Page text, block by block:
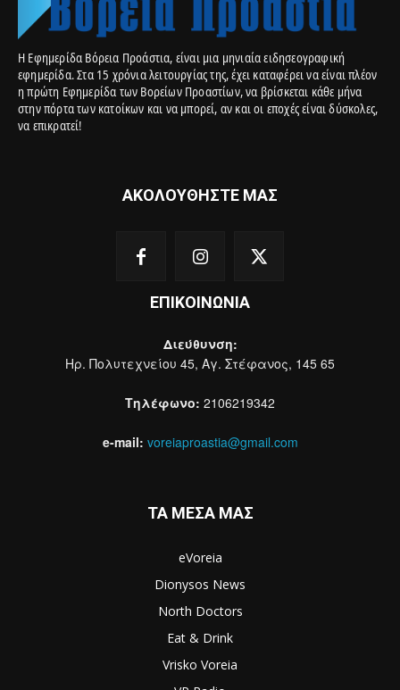
Η Εφημερίδα Βόρεια Προάστια, είναι μια μηνιαία ειδησεογραφική
εφημερίδα. Στα 15 χρόνια λειτουργίας της, έχει καταφέρει να είναι πλέον
η πρώτη Εφημερίδα των Βορείων Προαστίων, να βρίσκεται κάθε μήνα
στην πόρτα των κατοίκων και να μπορεί, αν και οι εποχές είναι δύσκολες,
να επικρατεί!
ΑΚΟΛΟΥΘΗΣΤΕ ΜΑΣ
ΕΠΙΚΟΙΝΩΝΙΑ
Διεύθυνση:
Ηρ. Πολυτεχνείου 45, Αγ. Στέφανος, 145 65
Τηλέφωνο: 2106219342
e-mail: voreiaproastia@gmail.com
ΤΑ ΜΕΣΑ ΜΑΣ
eVoreia
Dionysos News
North Doctors
Eat & Drink
Vrisko Voreia